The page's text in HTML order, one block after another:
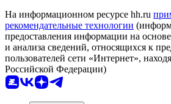
На информационном ресурсе hh.ru
рекомендательные технологии
предоставления информации на
и анализа сведений, относящихся к
пользователей сети «Интернет»,
Российской Федерации)